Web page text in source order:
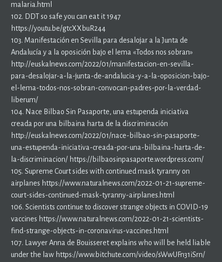
malaria.html
102. DDT so safe you can eat it 1947
https://youtu.be/gtcXXbuR244
103. Manifestación en Sevilla para desalojar a la Junta de
Andalucía y a la oposición bajo el lema «Todos nos sobran»
http://euskalnews.com/2022/01/manifestacion-en-sevilla-
para-desalojar-a-la-junta-de-andalucia-y-a-la-oposicion-bajo-
el-lema-todos-nos-sobran-convocan-padres-por-la-verdad-
liberum/
104. Nace Bilbao Sin Pasaporte, una estupenda iniciativa
creada por una bilbaina harta de la discriminación
http://euskalnews.com/2022/01/nace-bilbao-sin-pasaporte-
una-estupenda-iniciativa-creada-por-una-bilbaina-harta-de-
la-discriminacion/ https://bilbaosinpasaporte.wordpress.com/
105. Supreme Court sides with continued mask tyranny on
airplanes https://www.naturalnews.com/2022-01-21-supreme-
court-sides-continued-mask-tyranny-airplanes.html
106. Scientists continue to discover strange objects in COVID-19
vaccines https://www.naturalnews.com/2022-01-21-scientists-
find-strange-objects-in-coronavirus-vaccines.html
107. Lawyer Anna de Bouisseret explains who will be held liable
under the law https://www.bitchute.com/video/sWwUFn31iSrn/